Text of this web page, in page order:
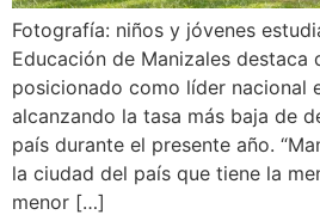
Fotografía: niños y jóvenes
Educación de Manizales destaca
posicionado como líder nacional
alcanzando la tasa más baja de
país durante el presente año.
la ciudad del país que tiene la
menor […]